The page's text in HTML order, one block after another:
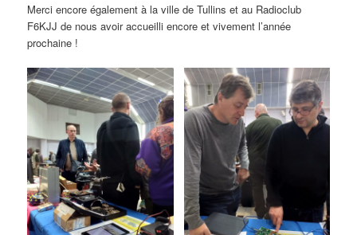
Merci encore également à la ville de Tullins et au Radioclub
F6KJJ de nous avoir accueilli encore et vivement l’année
prochaine !